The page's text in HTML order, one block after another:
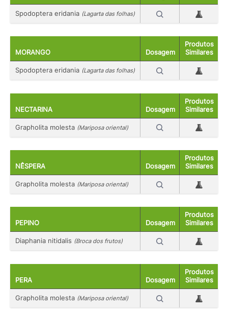
Spodoptera eridania (Lagarta das folhas)
MORANGO Dosagem
Produtos
Similares
Spodoptera eridania (Lagarta das folhas)
NECTARINA Dosagem
Produtos
Similares
Grapholita molesta (Mariposa oriental)
NÊSPERA Dosagem
Produtos
Similares
Grapholita molesta (Mariposa oriental)
PEPINO Dosagem
Produtos
Similares
Diaphania nitidalis (Broca dos frutos)
PERA Dosagem
Produtos
Similares
Grapholita molesta (Mariposa oriental)